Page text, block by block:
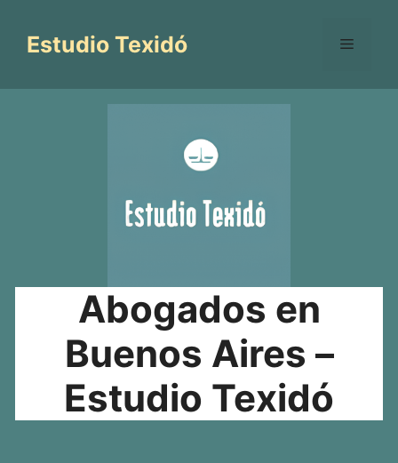
contenido
Estudio Texidó Menú
Abogados en
Buenos Aires –
Estudio Texidó